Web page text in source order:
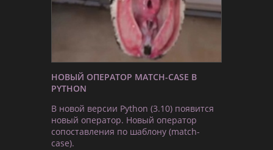
НОВЫЙ ОПЕРАТОР MATCH-CASE В
PYTHON
В новой версии Python (3.10) появится
новый оператор. Новый оператор
сопоставления по шаблону (match-
case).